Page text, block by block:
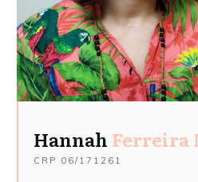
Hannah Ferreira
CRP 06/171261